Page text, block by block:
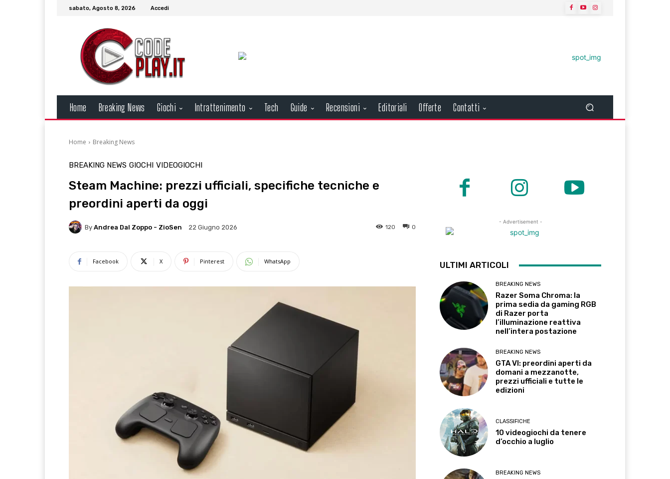
sabato, Agosto 8, 2026 Accedi
Home Breaking News Giochi Intrattenimento Tech Guide Recensioni Editoriali Offerte Contatti
Home Breaking News
BREAKING NEWS GIOCHI VIDEOGIOCHI
Steam Machine: prezzi ufficiali, specifiche tecniche e
preordini aperti da oggi
By Andrea Dal Zoppo - ZioSen 22 Giugno 2026 0
120
Facebook X Pinterest WhatsApp
- Advertisement -
ULTIMI ARTICOLI
BREAKING NEWS
Razer Soma Chroma: la
prima sedia da gaming RGB
di Razer porta
l’illuminazione reattiva
nell’intera postazione
BREAKING NEWS
GTA VI: preordini aperti da
domani a mezzanotte,
prezzi ufficiali e tutte le
edizioni
CLASSIFICHE
10 videogiochi da tenere
d’occhio a luglio
BREAKING NEWS